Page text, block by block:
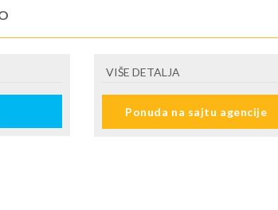
u izabranoj smeštajnoj jedinici prema opisu -
za otpornost na klimatsku krizu) na destinaciji, plaćaju
VIŠE DETALJA
Ponuda na sajtu agencije